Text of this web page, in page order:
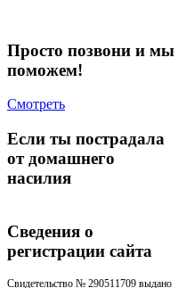
Просто позвони и мы
поможем!
Смотреть
Если ты пострадала
от домашнего
насилия
Сведения о
регистрации cайта
Свидетельство № 290511709 выдано